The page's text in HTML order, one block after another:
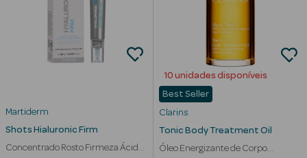
Rosto
Hidratantes
Anti-
envelhecimento
Martiderm
Shots Hialuronic Firm
Concentrado Rosto Firmeza Ácido
10 unidades disponíveis
Best Seller
Clarins
Tonic Body Treatment Oil
Óleo Energizante de Corpo